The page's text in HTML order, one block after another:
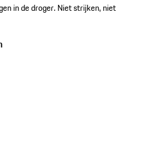
in de droger. Niet strijken, niet